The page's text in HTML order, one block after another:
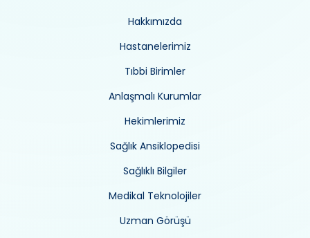
Hakkımızda
Hastanelerimiz
Tıbbi Birimler
Anlaşmalı Kurumlar
Hekimlerimiz
Sağlık Ansiklopedisi
Sağlıklı Bilgiler
Medikal Teknolojiler
Uzman Görüşü